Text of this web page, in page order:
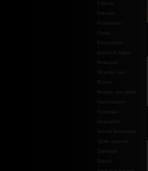
Patene
Pianete
Portaviatici
Piviali
Portachiavi
quadri in legno
Reliquiari
Ricambi vari
Rosari
Rosario per abito
francescano
Scapolari
Segnalibri
Servizi Battesimo
Spille argento
Stampati
Statue